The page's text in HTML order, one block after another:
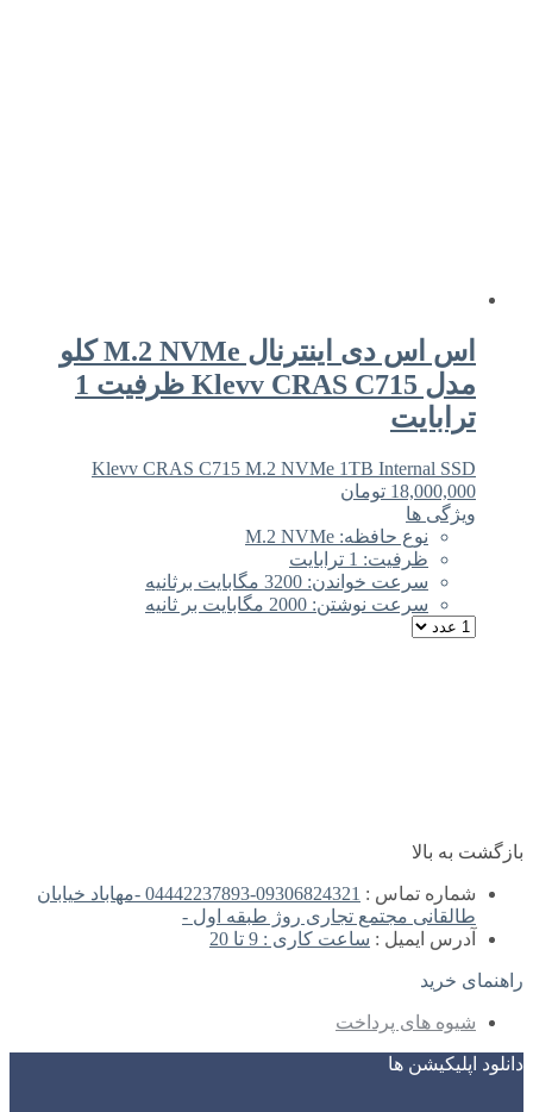
اس اس دی اینترنال M.2 NVMe کلو
مدل Klevv CRAS C715 ظرفیت 1
ترابایت
Klevv CRAS C715 M.2 NVMe 1TB Internal SSD
18,000,000 تومان
ویژگی ها
نوع حافظه: M.2 NVMe
ظرفیت: 1 ترابایت
سرعت خواندن: 3200 مگابایت برثانیه
سرعت نوشتن: 2000 مگابایت بر ثانیه
بازگشت به بالا
شماره تماس :
09306824321-04442237893 -مهاباد خیابان
طالقانی مجتمع تجاری روژ طبقه اول -
آدرس ایمیل : ساعت کاری : 9 تا 20
راهنمای خرید
شیوه های پرداخت
دانلود اپلیکیشن ها